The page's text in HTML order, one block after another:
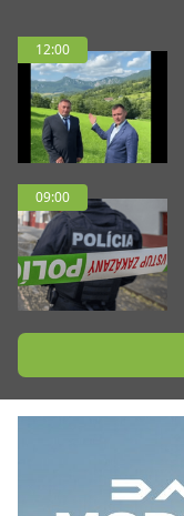
12:00
09:00